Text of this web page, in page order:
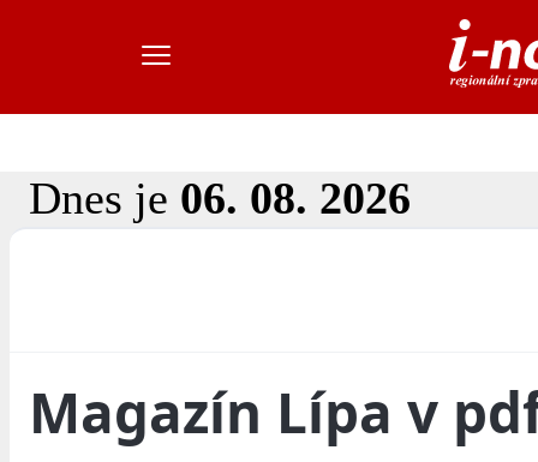
Dnes je 06. 08. 2026
Magazín Lípa v